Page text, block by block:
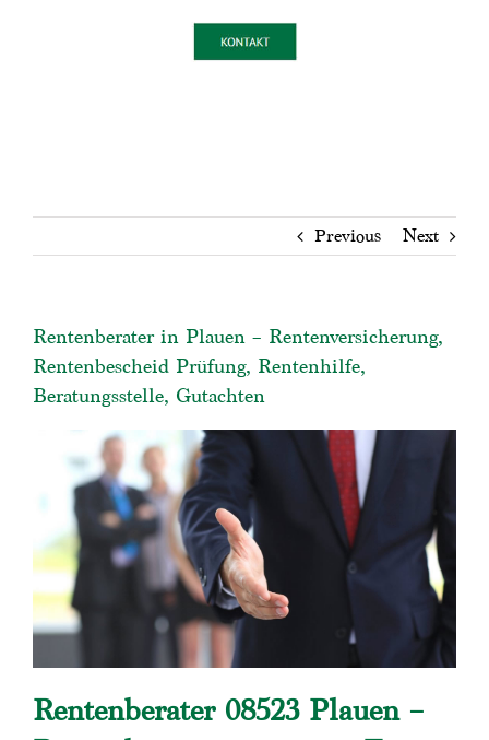
Previous Next
Rentenberater in Plauen – Rentenversicherung,
Rentenbescheid Prüfung, Rentenhilfe,
Beratungsstelle, Gutachten
Rentenberater 08523 Plauen –